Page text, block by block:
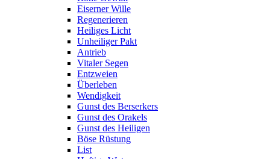
Eiserner Wille
Regenerieren
Heiliges Licht
Unheiliger Pakt
Antrieb
Vitaler Segen
Entzweien
Überleben
Wendigkeit
Gunst des Berserkers
Gunst des Orakels
Gunst des Heiligen
Böse Rüstung
List